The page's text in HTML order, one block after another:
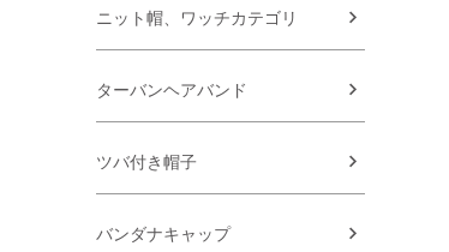
ニット帽、ワッチカテゴリ
ターバンヘアバンド
ツバ付き帽子
バンダナキャップ